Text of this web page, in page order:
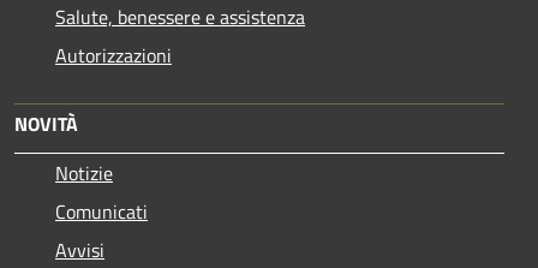
Salute, benessere e assistenza
Autorizzazioni
NOVITÀ
Notizie
Comunicati
Avvisi